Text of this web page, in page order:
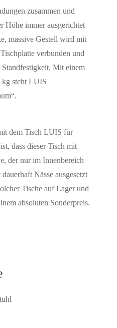
zusammen und
Höhe immer ausgerichtet
massive Gestell wird mit
verbunden und
Standfestigkeit. Mit einem
kg steht LUIS
dem Tisch LUIS für
dass dieser Tisch mit
der nur im Innenbereich
dauerhaft Nässe ausgesetzt
Tische auf Lager und
absoluten Sonderpreis.